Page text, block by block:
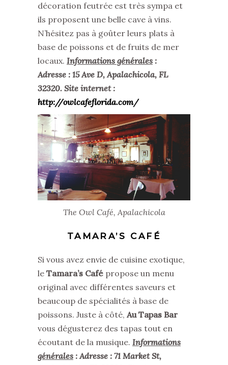
décoration feutrée est très sympa et
ils proposent une belle cave à vins.
N’hésitez pas à goûter leurs plats à
base de poissons et de fruits de mer
locaux. Informations générales :
Adresse : 15 Ave D, Apalachicola, FL
32320. Site internet :
http://owlcafeflorida.com/
The Owl Café, Apalachicola
TAMARA’S CAFÉ
Si vous avez envie de cuisine exotique,
le Tamara’s Café propose un menu
original avec différentes saveurs et
beaucoup de spécialités à base de
poissons. Juste à côté, Au Tapas Bar
vous dégusterez des tapas tout en
écoutant de la musique. Informations
générales : Adresse : 71 Market St,